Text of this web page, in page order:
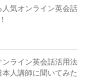
気オンライン英会話
ライン英会話活用法
人講師に聞いてみた